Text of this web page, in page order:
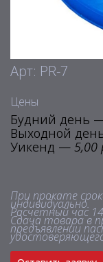
Арт: PR-7
Цены
Будний день
Выходной
Уикенд — 5,00
При прокате
индивидуально.
Расчетный час
Сдача товара в
предъявлении